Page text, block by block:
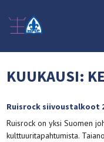
KUUKAUSI:
Ruisrock siivoustalkoot
Ruisrock on yksi Suomen
kulttuuritapahtumista.